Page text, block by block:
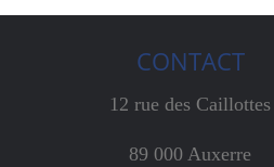
CONTACT
12 rue des Caillottes
89 000 Auxerre